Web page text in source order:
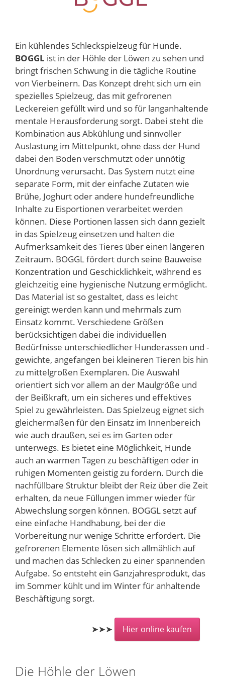
Ein kühlendes Schleckspielzeug für Hunde.
BOGGL ist in der Höhle der Löwen zu sehen und
bringt frischen Schwung in die tägliche Routine
von Vierbeinern. Das Konzept dreht sich um ein
spezielles Spielzeug, das mit gefrorenen
Leckereien gefüllt wird und so für langanhaltende
mentale Herausforderung sorgt. Dabei steht die
Kombination aus Abkühlung und sinnvoller
Auslastung im Mittelpunkt, ohne dass der Hund
dabei den Boden verschmutzt oder unnötig
Unordnung verursacht. Das System nutzt eine
separate Form, mit der einfache Zutaten wie
Brühe, Joghurt oder andere hundefreundliche
Inhalte zu Eisportionen verarbeitet werden
können. Diese Portionen lassen sich dann gezielt
in das Spielzeug einsetzen und halten die
Aufmerksamkeit des Tieres über einen längeren
Zeitraum. BOGGL fördert durch seine Bauweise
Konzentration und Geschicklichkeit, während es
gleichzeitig eine hygienische Nutzung ermöglicht.
Das Material ist so gestaltet, dass es leicht
gereinigt werden kann und mehrmals zum
Einsatz kommt. Verschiedene Größen
berücksichtigen dabei die individuellen
Bedürfnisse unterschiedlicher Hunderassen und -
gewichte, angefangen bei kleineren Tieren bis hin
zu mittelgroßen Exemplaren. Die Auswahl
orientiert sich vor allem an der Maulgröße und
der Beißkraft, um ein sicheres und effektives
Spiel zu gewährleisten. Das Spielzeug eignet sich
gleichermaßen für den Einsatz im Innenbereich
wie auch draußen, sei es im Garten oder
unterwegs. Es bietet eine Möglichkeit, Hunde
auch an warmen Tagen zu beschäftigen oder in
ruhigen Momenten geistig zu fordern. Durch die
nachfüllbare Struktur bleibt der Reiz über die Zeit
erhalten, da neue Füllungen immer wieder für
Abwechslung sorgen können. BOGGL setzt auf
eine einfache Handhabung, bei der die
Vorbereitung nur wenige Schritte erfordert. Die
gefrorenen Elemente lösen sich allmählich auf
und machen das Schlecken zu einer spannenden
Aufgabe. So entsteht ein Ganzjahresprodukt, das
im Sommer kühlt und im Winter für anhaltende
Beschäftigung sorgt.
➤➤➤ Hier online kaufen
Die Höhle der Löwen